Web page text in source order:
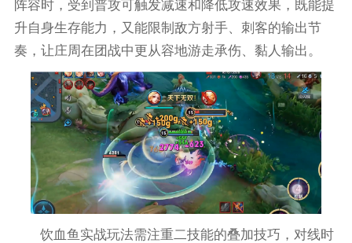
阵容时，受到普攻可触发减速和降低攻速效果，既能提
升自身生存能力，又能限制敌方射手、刺客的输出节
奏，让庄周在团战中更从容地游走承伤、黏人输出。
饮血鱼实战玩法需注重二技能的叠加技巧，对线时